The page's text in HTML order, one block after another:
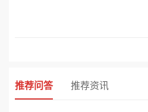
推荐问答 推荐资讯